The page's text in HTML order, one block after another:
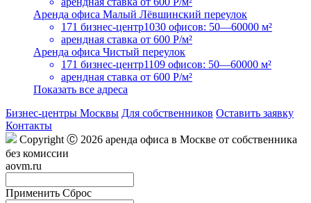
Аренда офиса Малый Лёвшинский переулок
171 бизнес-центр1030 офисов: 50—60000 м²
арендная ставка от 600 Р/м²
Аренда офиса Чистый переулок
171 бизнес-центр1109 офисов: 50—60000 м²
арендная ставка от 600 Р/м²
Показать все адреса
Бизнес-центры Москвы Для собственников Оставить заявку
Контакты
Copyright Ⓒ 2026 аренда офиса в Москве от собственника
без комиссии
aovm.ru
Применить Сброс